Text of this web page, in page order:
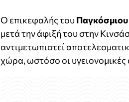
Ο επικεφαλής του
μετά την άφιξή του στην
αντιμετωπιστεί
χώρα, ωστόσο οι